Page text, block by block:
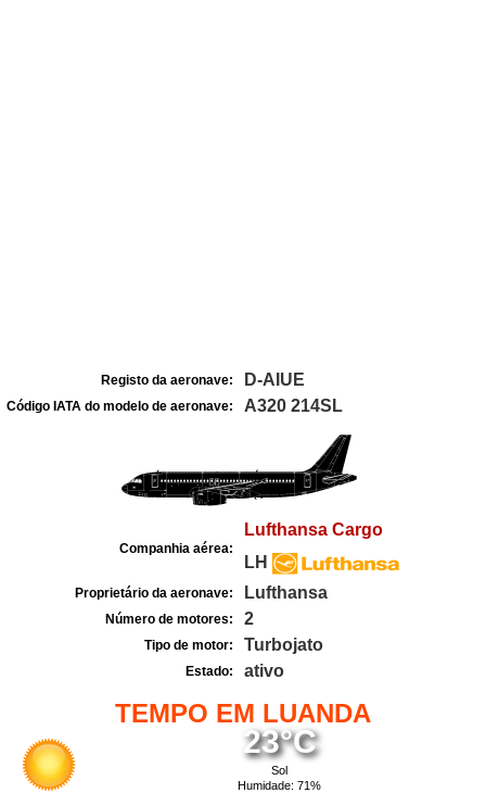
Registo da aeronave: D-AIUE
Código IATA do modelo de aeronave: A320 214SL
Companhia aérea:
Lufthansa Cargo
LH
Proprietário da aeronave: Lufthansa
Número de motores: 2
Tipo de motor: Turbojato
Estado: ativo
TEMPO EM LUANDA
23°C
Sol
Humidade: 71%